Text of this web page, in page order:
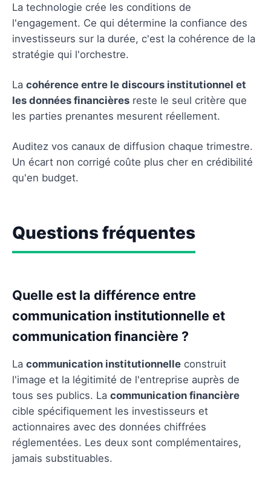
La technologie crée les conditions de
l'engagement. Ce qui détermine la confiance des
investisseurs sur la durée, c'est la cohérence de la
stratégie qui l'orchestre.
La cohérence entre le discours institutionnel et
les données financières reste le seul critère que
les parties prenantes mesurent réellement.
Auditez vos canaux de diffusion chaque trimestre.
Un écart non corrigé coûte plus cher en crédibilité
qu'en budget.
Questions fréquentes
Quelle est la différence entre
communication institutionnelle et
communication financière ?
La communication institutionnelle construit
l'image et la légitimité de l'entreprise auprès de
tous ses publics. La communication financière
cible spécifiquement les investisseurs et
actionnaires avec des données chiffrées
réglementées. Les deux sont complémentaires,
jamais substituables.